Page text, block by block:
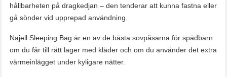
hållbarheten på dragkedjan – den tenderar att kunna fastna eller
gå sönder vid upprepad användning.
Najell Sleeping Bag är en av de bästa sovpåsarna för spädbarn
om du får till rätt lager med kläder och om du använder det extra
värmeinlägget under kyligare nätter.